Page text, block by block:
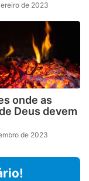
de 2023
onde as
Deus devem
de 2023